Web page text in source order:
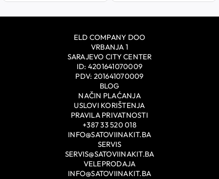
ELD COMPANY DOO
VRBANJA 1
SARAJEVO CITY CENTER
ID: 4201641070009
PDV: 201641070009
BLOG
NAČIN PLAĆANJA
USLOVI KORIŠTENJA
PRAVILA PRIVATNOSTI
+387 33 520 018
INFO@SATOVIINAKIT.BA
SERVIS
SERVIS@SATOVIINAKIT.BA
VELEPRODAJA
INFO@SATOVIINAKIT.BA